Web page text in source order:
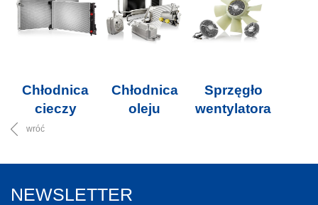
Chłodnica
cieczy
Chłodnica
oleju
Sprzęgło
wentylatora
wróć
NEWSLETTER